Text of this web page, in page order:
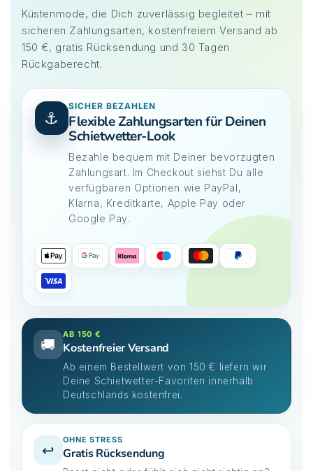
Küstenmode, die Dich zuverlässig begleitet – mit
sicheren Zahlungsarten, kostenfreiem Versand ab
150 €, gratis Rücksendung und 30 Tagen
Rückgaberecht.
⚓
SICHER BEZAHLEN
Flexible Zahlungsarten für Deinen
Schietwetter-Look
Bezahle bequem mit Deiner bevorzugten
Zahlungsart. Im Checkout siehst Du alle
verfügbaren Optionen wie PayPal,
Klarna, Kreditkarte, Apple Pay oder
Google Pay.
🚚
AB 150 €
Kostenfreier Versand
Ab einem Bestellwert von 150 € liefern wir
Deine Schietwetter-Favoriten innerhalb
Deutschlands kostenfrei.
↩️
OHNE STRESS
Gratis Rücksendung